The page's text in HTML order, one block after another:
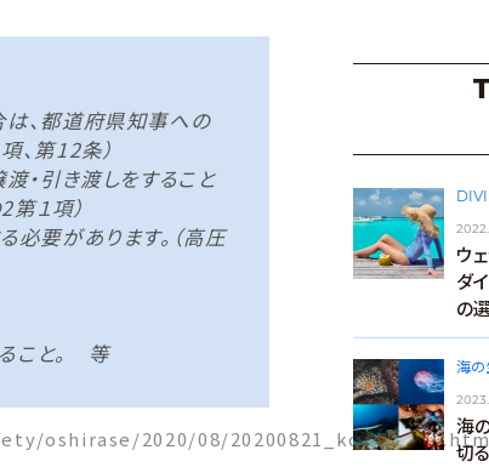
、都道府県知事への
、第12条）
・引き渡しをすること
１項）
必要があります。（高圧
こと。 等
oshirase/2020/08/
ウ
ダ
の
海の
海
切